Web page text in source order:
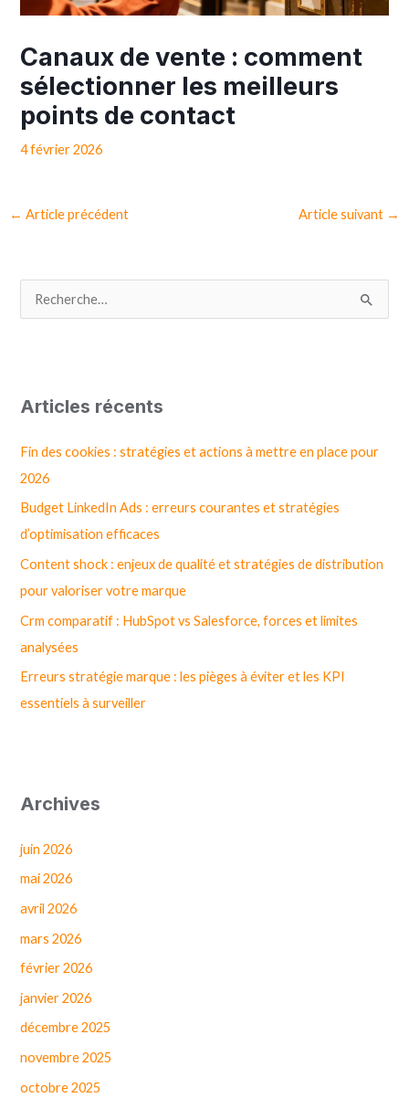
Canaux de vente : comment
sélectionner les meilleurs
points de contact
4 février 2026
← Article précédent Article suivant →
e
e
r
:
Articles récents
Fin des cookies : stratégies et actions à mettre en place pour
2026
Budget LinkedIn Ads : erreurs courantes et stratégies
d’optimisation efficaces
Content shock : enjeux de qualité et stratégies de distribution
pour valoriser votre marque
Crm comparatif : HubSpot vs Salesforce, forces et limites
analysées
Erreurs stratégie marque : les pièges à éviter et les KPI
essentiels à surveiller
Archives
juin 2026
mai 2026
avril 2026
mars 2026
février 2026
janvier 2026
décembre 2025
novembre 2025
octobre 2025